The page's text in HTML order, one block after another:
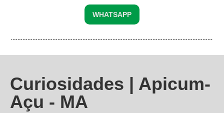
WHATSAPP
Curiosidades | Apicum-
Açu - MA